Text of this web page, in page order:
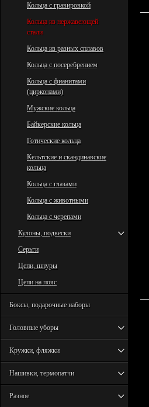
Кольца с гравировкой
Кольца из нержавеющей
стали
Кольца из разных сплавов
Кольца с посеребрением
Кольца с фианитами
(цирконами)
Мужские кольца
Байкерские кольца
Готические кольца
Кельтские и скандинавские
кольца
Кольца с глазами
Кольца с животными
Кольца с черепами
Кулоны, подвески
Серьги
Цепи, шнуры
Цепи на пояс
Боксы, подарочные наборы
Головные уборы
Кружки, фляжки
Нашивки, термопатчи
Разное